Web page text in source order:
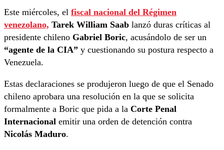
Este miércoles, el fiscal nacional del Régimen
venezolano, Tarek William Saab lanzó duras críticas al
presidente chileno Gabriel Boric, acusándolo de ser un
“agente de la CIA” y cuestionando su postura respecto a
Venezuela.
Estas declaraciones se produjeron luego de que el Senado
chileno aprobara una resolución en la que se solicita
formalmente a Boric que pida a la Corte Penal
Internacional emitir una orden de detención contra
Nicolás Maduro.